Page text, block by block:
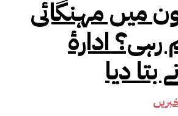
میں مہنگائی
رہی؟ ادارۂ
دیا